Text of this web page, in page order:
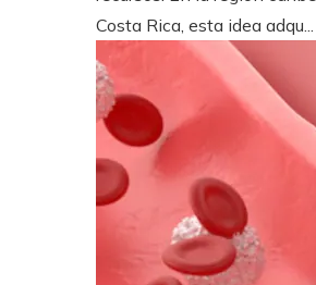
Costa Rica, esta idea adqu...